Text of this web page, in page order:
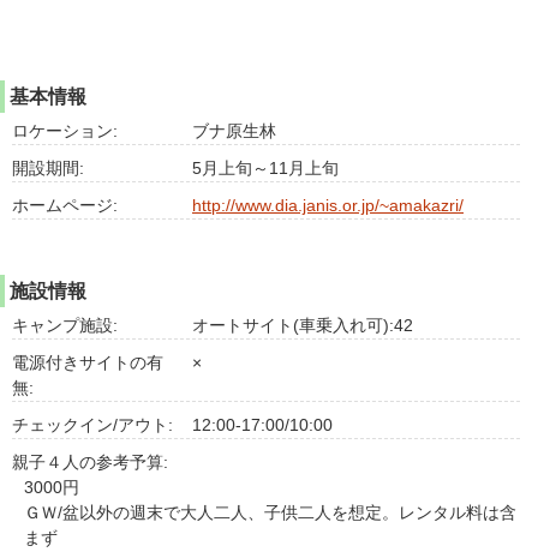
基本情報
ロケーション:
ブナ原生林
開設期間:
5月上旬～11月上旬
ホームページ:
http://www.dia.janis.or.jp/~amakazri/
施設情報
キャンプ施設:
オートサイト(車乗入れ可):42
電源付きサイトの有
無:
×
チェックイン/アウト:
12:00-17:00/10:00
親子４人の参考予算:
3000円
ＧＷ/盆以外の週末で大人二人、子供二人を想定。レンタル料は含
まず